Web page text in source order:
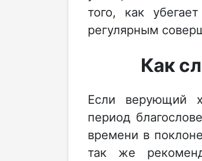
того, как
регулярным
Как
Если верующий
период
времени в
так же